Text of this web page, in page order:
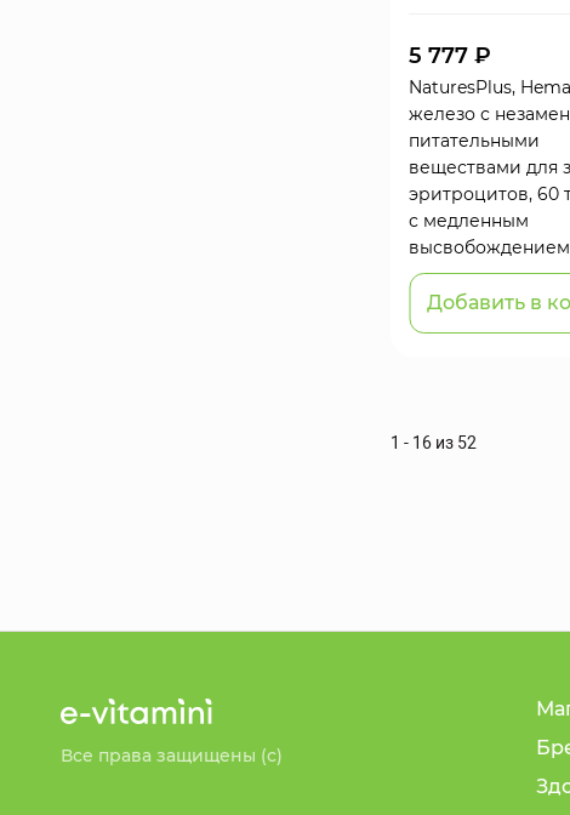
5 777 ₽
NaturesPlus,
железо с
питательными
веществами для
эритроцитов, 60
с медленным
высвобождением
Добавить в
1 - 16 из 52
Все права защищены (с)